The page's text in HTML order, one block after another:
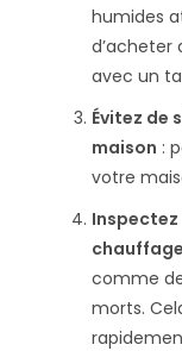
humides
d’acheter
avec un
Évitez de
maison :
votre
chauffage
comme
morts.